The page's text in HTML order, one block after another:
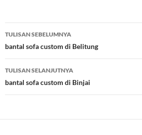
b
o
o
k
er es
t
bl
r
e
n
Navigasi
Tulisan
TULISAN SEBELUMNYA
bantal sofa custom di Belitung
TULISAN SELANJUTNYA
bantal sofa custom di Binjai